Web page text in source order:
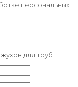
персональных
для труб